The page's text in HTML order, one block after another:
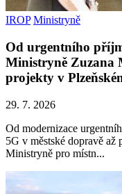
IROP Ministryně
Od urgentního
Ministryně Zuzana
projekty v
29. 7. 2026
Od modernizace
5G v městské dopravě
Ministryně pro místn...